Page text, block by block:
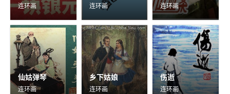
连环画 连环画 连环画
仙姑弹琴
连环画
乡下姑娘
连环画
伤逝
连环画